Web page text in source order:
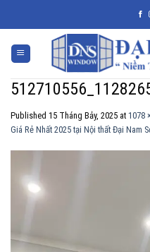
Published 15 Tháng Bảy, 2025 at 1078
Giá Rẻ Nhất 2025 tại Nội thất Đại Nam